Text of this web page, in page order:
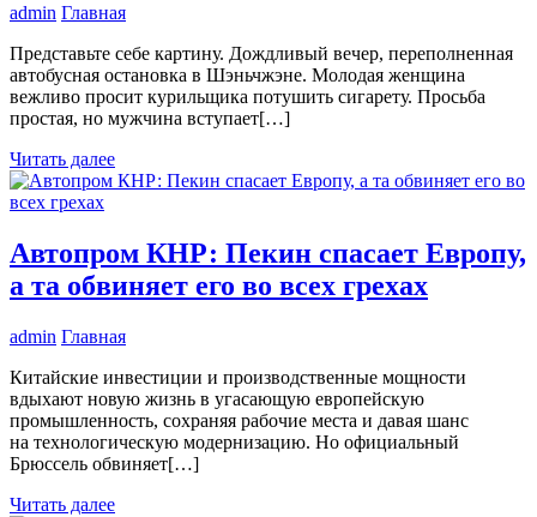
admin Главная
Представьте себе картину. Дождливый вечер, переполненная
автобусная остановка в Шэньчжэне. Молодая женщина
вежливо просит курильщика потушить сигарету. Просьба
простая, но мужчина вступает[…]
Читать далее
Автопром КНР: Пекин спасает Европу,
а та обвиняет его во всех грехах
admin Главная
Китайские инвестиции и производственные мощности
вдыхают новую жизнь в угасающую европейскую
промышленность, сохраняя рабочие места и давая шанс
на технологическую модернизацию. Но официальный
Брюссель обвиняет[…]
Читать далее